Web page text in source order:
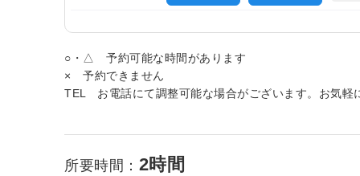
○・△ 予約可能な時間があります
× 予約できません
TEL お電話にて調整可能な場合がございます。お気軽
所要時間： 2時間